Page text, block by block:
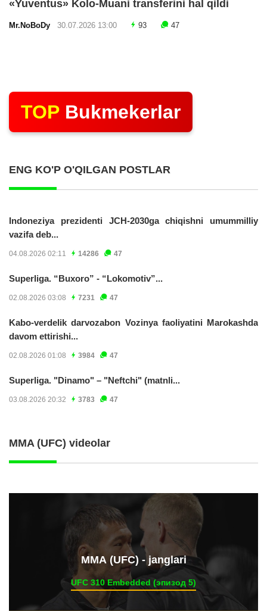
«Yuventus» Kolo-Muani transferini hal qildi
Mr.NoBoDy 30.07.2026 13:00 93 47
TOP Bukmekerlar
ENG KO'P O'QILGAN POSTLAR
Indoneziya prezidenti JCH-2030ga chiqishni umummilliy
vazifa deb...
04.08.2026 02:11 14286 47
Superliga. “Buxoro” - “Lokomotiv”...
02.08.2026 03:08 7231 47
Kabo-verdelik darvozabon Vozinya faoliyatini Marokashda
davom ettirishi...
02.08.2026 01:08 3984 47
Superliga. "Dinamo" – "Neftchi" (matnli...
03.08.2026 20:32 3783 47
MMA (UFC) videolar
ММА (UFC) - janglari
UFC 310 Embedded (эпизод 5)